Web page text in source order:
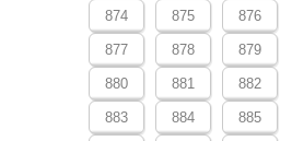
874 875 876
877 878 879
880 881 882
883 884 885